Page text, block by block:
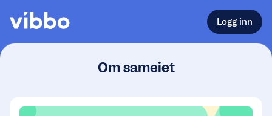
Logg inn
Om sameiet